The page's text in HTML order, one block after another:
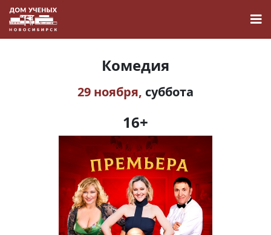
Наука
О Доме учёных
Виртуальный тур
Комедия
29 ноября, суббота
16+